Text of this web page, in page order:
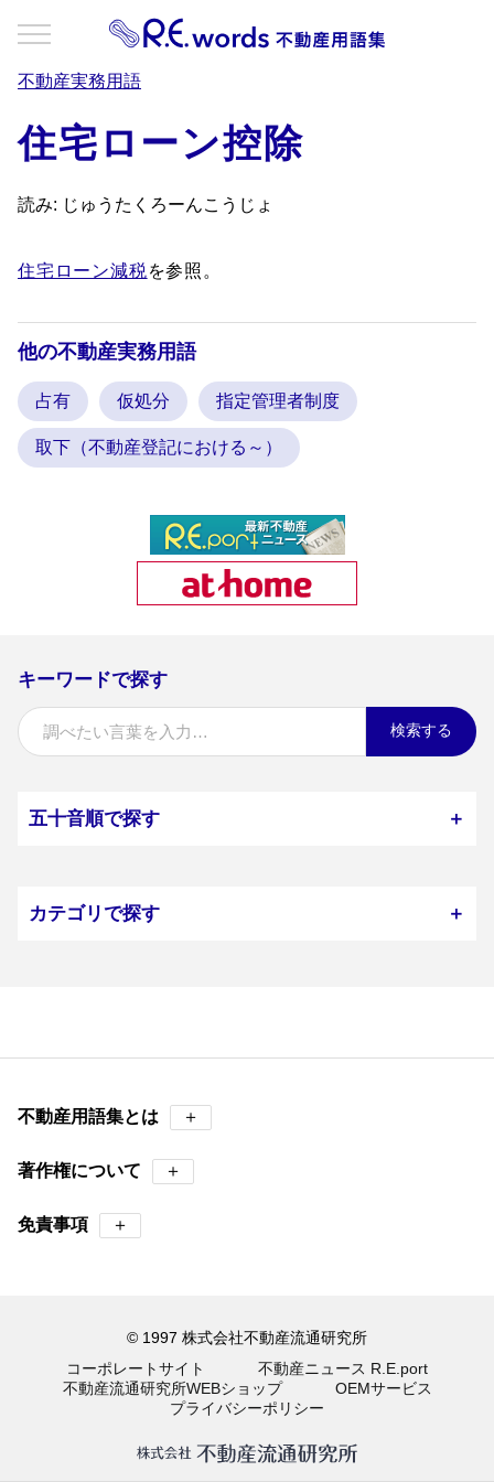
キーワードで探す
検索する
五十音順で探す ＋
カテゴリで探す ＋
不動産実務用語
住宅ローン控除
読み: じゅうたくろーんこうじょ
住宅ローン減税を参照。
他の不動産実務用語
占有 仮処分 指定管理者制度
取下（不動産登記における～）
不動産用語集とは ＋
著作権について ＋
免責事項 ＋
© 1997 株式会社不動産流通研究所
コーポレートサイト
不動産ニュース R.E.port
不動産流通研究所WEBショップ
OEMサービス
プライバシーポリシー